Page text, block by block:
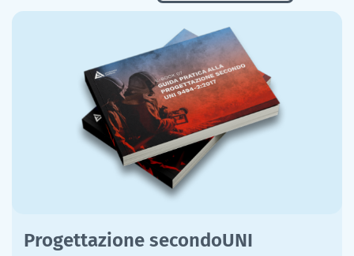
Progettazione secondoUNI